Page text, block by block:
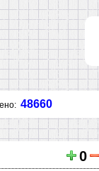
48660
0